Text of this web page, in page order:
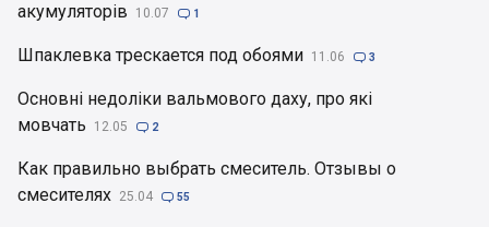
акумуляторів
10.07  1
Шпаклевка трескается под обоями 11.06  3
Основні недоліки вальмового даху, про які
мовчать
12.05  2
Как правильно выбрать смеситель. Отзывы о
смесителях 25.04  55